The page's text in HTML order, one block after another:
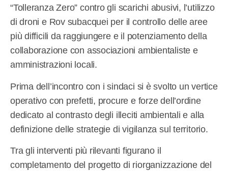
“Tolleranza Zero” contro gli scarichi abusivi, l’utilizzo
di droni e Rov subacquei per il controllo delle aree
più difficili da raggiungere e il potenziamento della
collaborazione con associazioni ambientaliste e
amministrazioni locali.
Prima dell’incontro con i sindaci si è svolto un vertice
operativo con prefetti, procure e forze dell’ordine
dedicato al contrasto degli illeciti ambientali e alla
definizione delle strategie di vigilanza sul territorio.
Tra gli interventi più rilevanti figurano il
completamento del progetto di riorganizzazione del